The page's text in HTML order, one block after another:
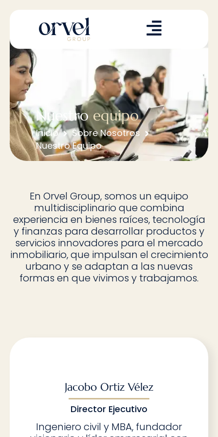
Nuestro equipo
Inicio
Sobre Nosotros
Nuestro Equipo
En Orvel Group, somos un equipo
multidisciplinario que combina
experiencia en bienes raíces, tecnología
y finanzas para desarrollar productos y
servicios innovadores para el mercado
inmobiliario, que impulsan el crecimiento
urbano y se adaptan a las nuevas
formas en que vivimos y trabajamos.
Jacobo Ortiz Vélez
Director Ejecutivo
Ingeniero civil y MBA, fundador